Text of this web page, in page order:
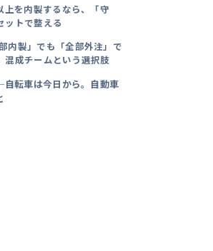
を内製するなら、「守
ットで整える
内製」でも「全部外注」で
混成チームという選択肢
転車は今日から。自動車